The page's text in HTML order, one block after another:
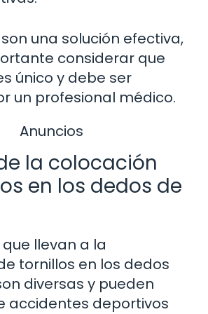
una solución efectiva,
considerar que
único y debe ser
un profesional médico.
Anuncios
la colocación
en los dedos de
llevan a la
tornillos en los dedos
diversas y pueden
accidentes deportivos